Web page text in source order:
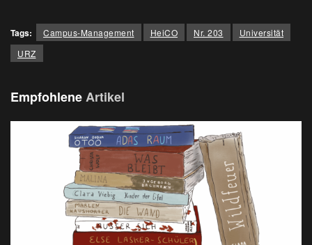
Tags: Campus-Management HeiCO Nr. 203
Universität
URZ
EmpfohleneArtikel